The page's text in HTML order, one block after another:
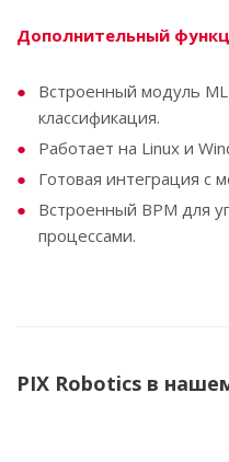
Дополнительный
Встроенный модуль
классификация.
Работает на Linux и
Готовая интеграция с
Встроенный BPM для
процессами.
PIX Robotics в